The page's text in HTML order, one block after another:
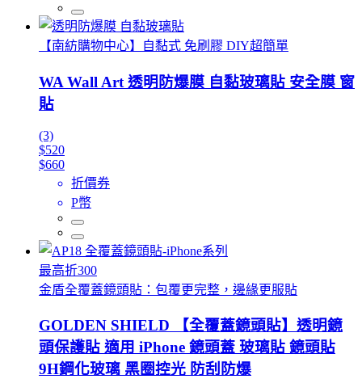
【南紡購物中心】自黏式 免刷膠 DIY超簡單
WA Wall Art 透明防爆膜 自黏玻璃貼 安全膜 窗
貼
(3)
$520
$660
折價券
P幣
最高折300
金盾全覆蓋鏡頭貼：包覆更完整，邊緣更服貼
GOLDEN SHIELD 【全覆蓋鏡頭貼】透明鏡
頭保護貼 適用 iPhone 鏡頭蓋 玻璃貼 鏡頭貼
9H鋼化玻璃 黑圈控光 防刮防爆